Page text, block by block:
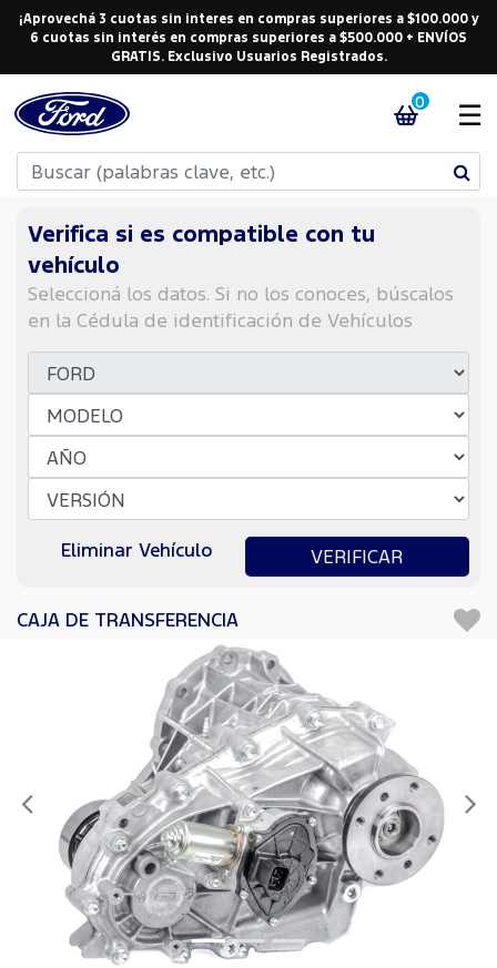
¡Aprovechá 3 cuotas sin interes en compras superiores a $100.000 y
6 cuotas sin interés en compras superiores a $500.000 + ENVÍOS
GRATIS. Exclusivo Usuarios Registrados.
0 ☰
Verifica si es compatible con tu
vehículo
Seleccioná los datos. Si no los conoces, búscalos
en la Cédula de identificación de Vehículos
Eliminar Vehículo VERIFICAR
CAJA DE TRANSFERENCIA
Anterior